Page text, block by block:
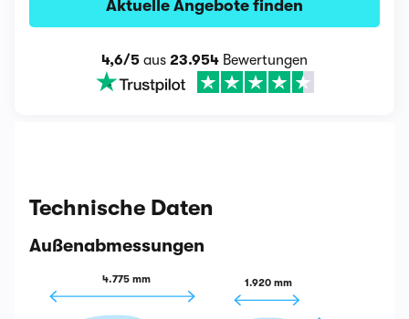
Aktuelle Angebote finden
4,6/5 aus 23.954 Bewertungen
Technische Daten
Außenabmessungen
4.775 mm 1.920 mm